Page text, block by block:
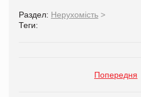
Раздел: Нерухомість >
Теги:
Попередня